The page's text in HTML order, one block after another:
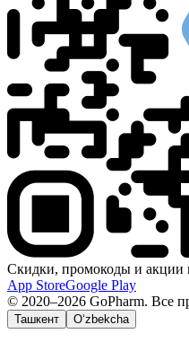
Скидки, промокоды и
App StoreGoogle Play
© 2020–2026 GoPharm. Все
Ташкент O‘zbekcha